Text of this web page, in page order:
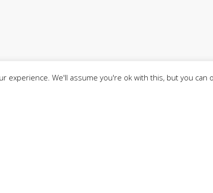
experience. We'll assume you're ok with this, but you can